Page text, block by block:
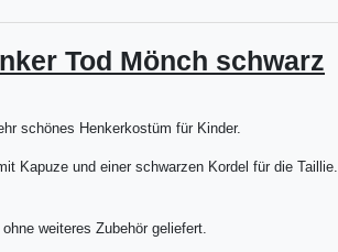
Tod Mönch schwarz
schönes Henkerkostüm für Kinder.
Kapuze und einer schwarzen Kordel für die Taillie.
weiteres Zubehör geliefert.